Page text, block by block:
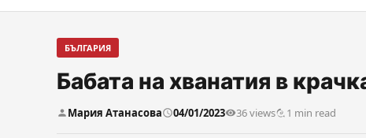
БЪЛГАРИЯ
Бабата на хванатия в
Мария Атанасова 04/01/2023 36 views 1 min read